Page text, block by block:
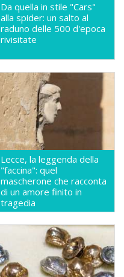
Da quella in stile "Cars"
alla spider: un salto al
raduno delle 500 d'epoca
rivisitate
Lecce, la leggenda della
"faccina": quel
mascherone che racconta
di un amore finito in
tragedia